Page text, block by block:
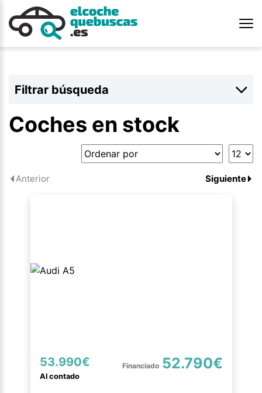
Filtrar búsqueda
Coches en stock
Anterior Siguiente
53.990€
Al contado
52.790€